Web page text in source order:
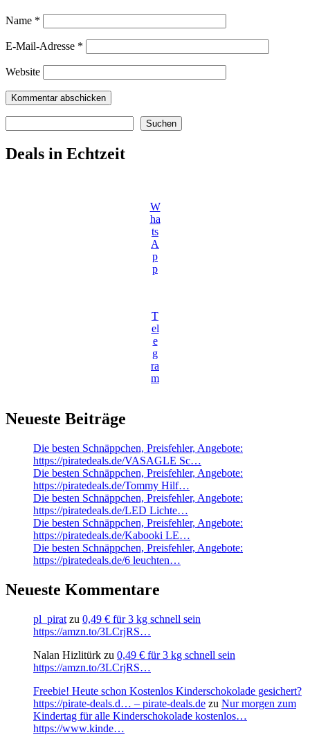
Name *
E-Mail-Adresse *
Website
Suchen
Deals in Echtzeit
W
ha
ts
A
p
p
T
el
e
g
ra
m
Neueste Beiträge
Die besten Schnäppchen, Preisfehler, Angebote:
https://piratedeals.de/VASAGLE Sc…
Die besten Schnäppchen, Preisfehler, Angebote:
https://piratedeals.de/Tommy Hilf…
Die besten Schnäppchen, Preisfehler, Angebote:
https://piratedeals.de/LED Lichte…
Die besten Schnäppchen, Preisfehler, Angebote:
https://piratedeals.de/Kabooki LE…
Die besten Schnäppchen, Preisfehler, Angebote:
https://piratedeals.de/6 leuchten…
Neueste Kommentare
pl_pirat zu 0,49 € für 3 kg schnell sein
https://amzn.to/3LCrjRS…
Nalan Hizlitürk zu 0,49 € für 3 kg schnell sein
https://amzn.to/3LCrjRS…
Freebie! Heute schon Kostenlos Kinderschokolade gesichert?
https://pirate-deals.d… – pirate-deals.de zu Nur morgen zum
Kindertag für alle Kinderschokolade kostenlos…
https://www.kinde…